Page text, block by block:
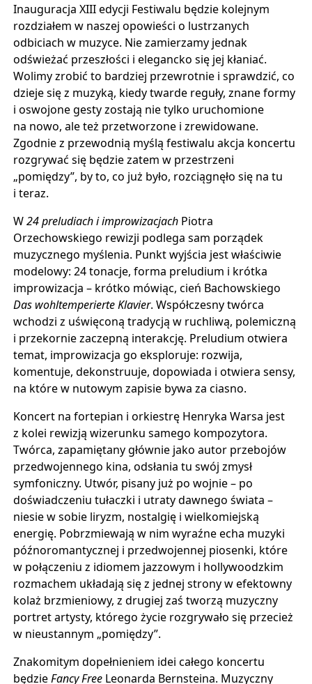
Inauguracja XIII edycji Festiwalu będzie kolejnym
rozdziałem w naszej opowieści o lustrzanych
odbiciach w muzyce. Nie zamierzamy jednak
odświeżać przeszłości i elegancko się jej kłaniać.
Wolimy zrobić to bardziej przewrotnie i sprawdzić, co
dzieje się z muzyką, kiedy twarde reguły, znane formy
i oswojone gesty zostają nie tylko uruchomione
na nowo, ale też przetworzone i zrewidowane.
Zgodnie z przewodnią myślą festiwalu akcja koncertu
rozgrywać się będzie zatem w przestrzeni
„pomiędzy”, by to, co już było, rozciągnęło się na tu
i teraz.
W24 preludiach i improwizacjach Piotra
Orzechowskiego rewizji podlega sam porządek
muzycznego myślenia. Punkt wyjścia jest właściwie
modelowy: 24 tonacje, forma preludium i krótka
improwizacja – krótko mówiąc, cień Bachowskiego
Das wohltemperierte Klavier. Współczesny twórca
wchodzi z uświęconą tradycją w ruchliwą, polemiczną
i przekornie zaczepną interakcję. Preludium otwiera
temat, improwizacja go eksploruje: rozwija,
komentuje, dekonstruuje, dopowiada i otwiera sensy,
na które w nutowym zapisie bywa za ciasno.
Koncert na fortepian i orkiestrę Henryka Warsa jest
z kolei rewizją wizerunku samego kompozytora.
Twórca, zapamiętany głównie jako autor przebojów
przedwojennego kina, odsłania tu swój zmysł
symfoniczny. Utwór, pisany już po wojnie – po
doświadczeniu tułaczki i utraty dawnego świata –
niesie w sobie liryzm, nostalgię i wielkomiejską
energię. Pobrzmiewają w nim wyraźne echa muzyki
późnoromantycznej i przedwojennej piosenki, które
w połączeniu z idiomem jazzowym i hollywoodzkim
rozmachem układają się z jednej strony w efektowny
kolaż brzmieniowy, z drugiej zaś tworzą muzyczny
portret artysty, którego życie rozgrywało się przecież
w nieustannym „pomiędzy”.
Znakomitym dopełnieniem idei całego koncertu
będzieFancy Free Leonarda Bernsteina. Muzyczny